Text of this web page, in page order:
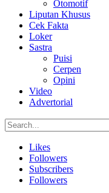
Otomotif
Liputan Khusus
Cek Fakta
Loker
Sastra
Puisi
Cerpen
Opini
Video
Advertorial
Likes
Followers
Subscribers
Followers